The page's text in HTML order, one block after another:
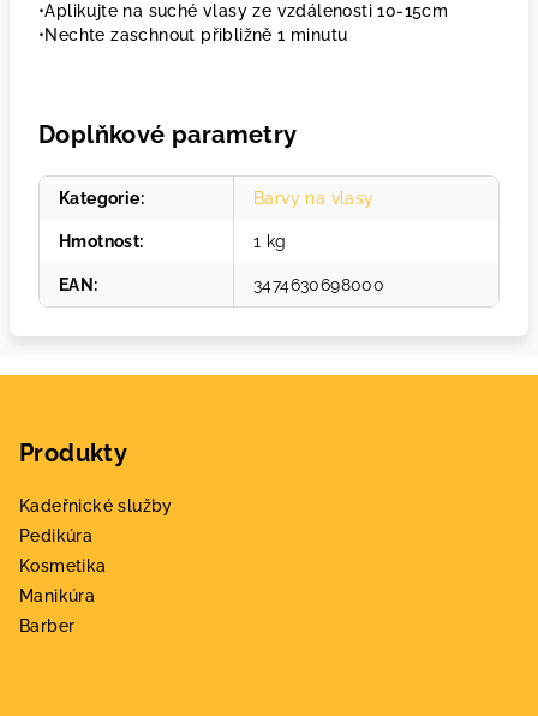
•Aplikujte na suché vlasy ze vzdálenosti 10-15cm
•Nechte zaschnout přibližně 1 minutu
Doplňkové parametry
Kategorie: Barvy na vlasy
Hmotnost: 1 kg
EAN : 3474630698000
Produkty
Kadeřnické služby
Pedikúra
Kosmetika
Manikúra
Barber